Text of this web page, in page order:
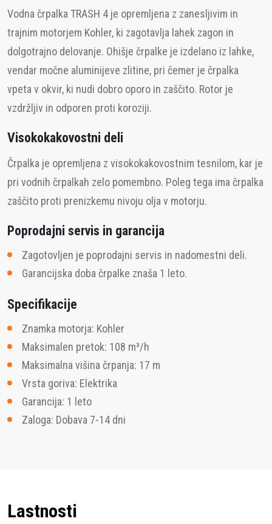
Vodna črpalka TRASH 4 je opremljena z zanesljivim in
trajnim motorjem Kohler, ki zagotavlja lahek zagon in
dolgotrajno delovanje. Ohišje črpalke je izdelano iz lahke,
vendar močne aluminijeve zlitine, pri čemer je črpalka
vpeta v okvir, ki nudi dobro oporo in zaščito. Rotor je
vzdržljiv in odporen proti koroziji.
Visokokakovostni deli
Črpalka je opremljena z visokokakovostnim tesnilom, kar je
pri vodnih črpalkah zelo pomembno. Poleg tega ima črpalka
zaščito proti prenizkemu nivoju olja v motorju.
Poprodajni servis in garancija
Zagotovljen je poprodajni servis in nadomestni deli.
Garancijska doba črpalke znaša 1 leto.
Specifikacije
Znamka motorja: Kohler
Maksimalen pretok: 108 m³/h
Maksimalna višina črpanja: 17 m
Vrsta goriva: Elektrika
Garancija: 1 leto
Zaloga: Dobava 7-14 dni
Lastnosti